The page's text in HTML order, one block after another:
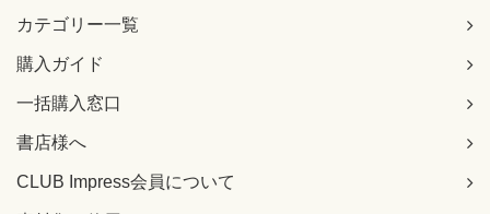
カテゴリー一覧
購入ガイド
一括購入窓口
書店様へ
CLUB Impress会員について